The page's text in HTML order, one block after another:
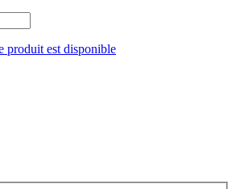
produit est disponible